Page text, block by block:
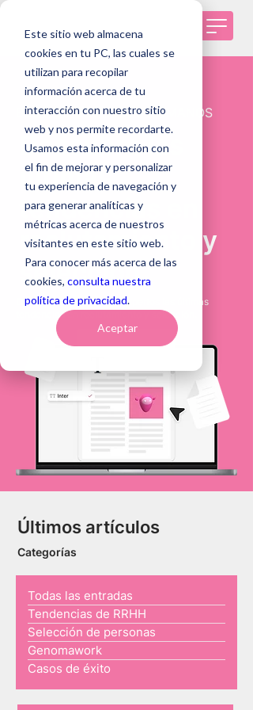
Este sitio web almacena
cookies en tu PC, las cuales se
utilizan para recopilar
información acerca de tu
interacción con nuestro sitio
web y nos permite recordarte.
Usamos esta información con
el fin de mejorar y personalizar
tu experiencia de navegación y
para generar analíticas y
métricas acerca de nuestros
visitantes en este sitio web.
Para conocer más acerca de las
cookies, consulta nuestra
política de privacidad.
Aceptar
BLOG DE RECURSOS HUMANOS
Descubre las
últimas
tendencias en
reclutamiento y
selección
De la mano de nuestros expertos las últimas
tendencias en reclutamiento y selección.
Últimos artículos
Categorías
Todas las entradas
Tendencias de RRHH
Selección de personas
Genomawork
Casos de éxito